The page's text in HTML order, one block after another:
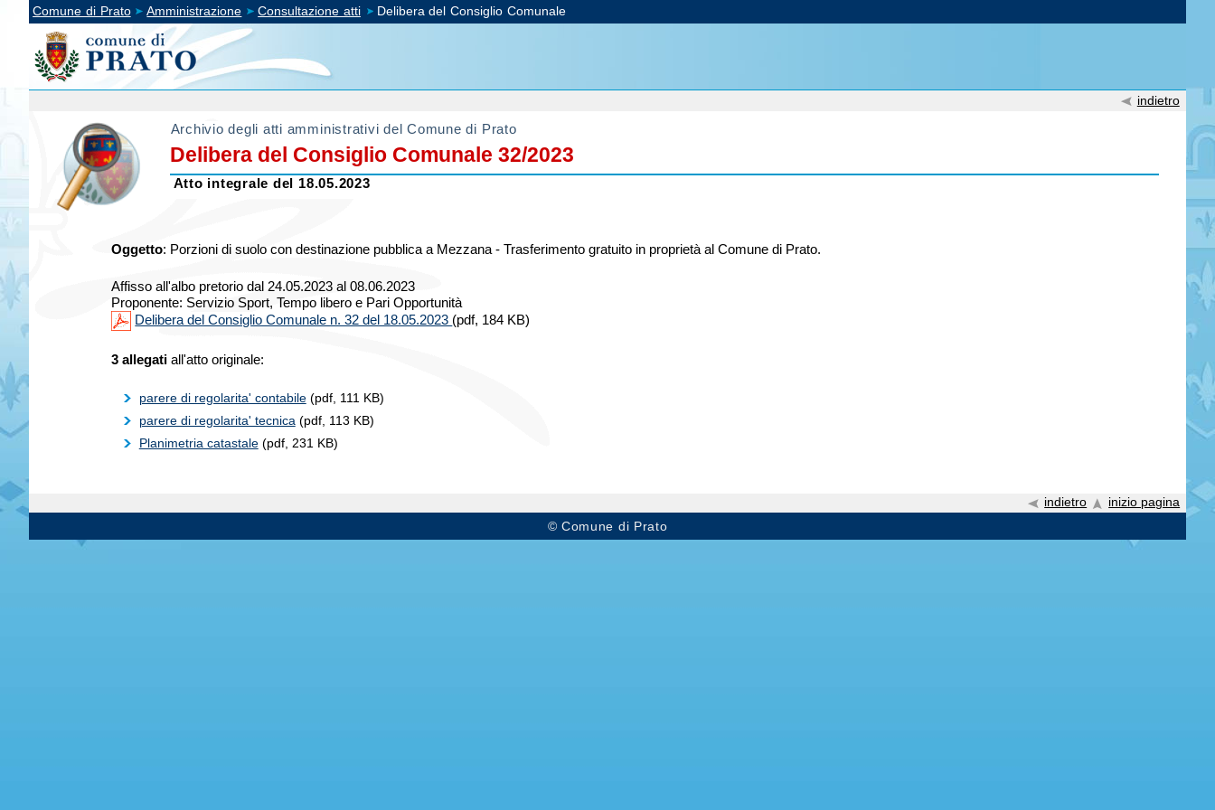
Comune di Prato Amministrazione Consultazione atti Delibera del Consiglio Comunale
indietro
Archivio degli atti amministrativi del Comune di Prato
Delibera del Consiglio Comunale 32/2023
Atto integrale del 18.05.2023
Oggetto: Porzioni di suolo con destinazione pubblica a Mezzana - Trasferimento gratuito in proprietà al Comune di Prato.
Affisso all'albo pretorio dal 24.05.2023 al 08.06.2023
Proponente: Servizio Sport, Tempo libero e Pari Opportunità
Delibera del Consiglio Comunale n. 32 del 18.05.2023 (pdf, 184 KB)
3 allegati all'atto originale:
parere di regolarita' contabile(pdf, 111 KB)
parere di regolarita' tecnica (pdf, 113 KB)
Planimetria catastale(pdf, 231 KB)
indietro
inizio pagina
© Comune di Prato